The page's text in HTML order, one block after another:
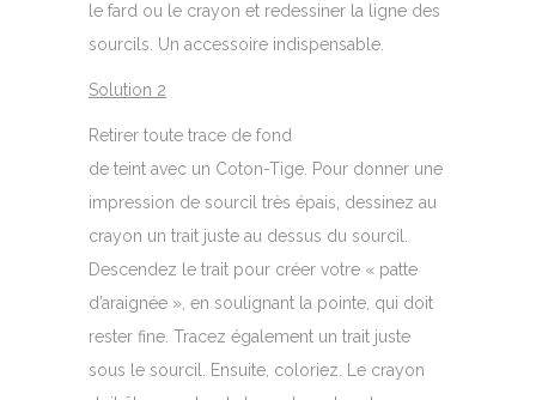
le fard ou le crayon et redessiner la ligne des
sourcils. Un accessoire indispensable.
Solution 2
Retirer toute trace de fond
de teint avec un Coton-Tige. Pour donner une
impression de sourcil très épais, dessinez au
crayon un trait juste au dessus du sourcil.
Descendez le trait pour créer votre « patte
d’araignée », en soulignant la pointe, qui doit
rester fine. Tracez également un trait juste
sous le sourcil. Ensuite, coloriez. Le crayon